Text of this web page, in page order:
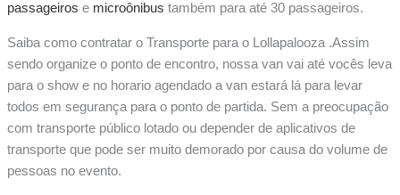
passageiros e microônibus também para até 30 passageiros.
Saiba como contratar o Transporte para o Lollapalooza .Assim
sendo organize o ponto de encontro, nossa van vai até vocês leva
para o show e no horario agendado a van estará lá para levar
todos em segurança para o ponto de partida. Sem a preocupação
com transporte público lotado ou depender de aplicativos de
transporte que pode ser muito demorado por causa do volume de
pessoas no evento.